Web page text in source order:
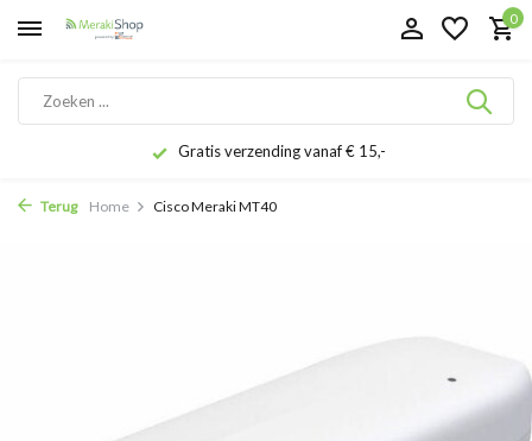
0
Gratis verzending vanaf € 15,-
Terug Home Cisco Meraki MT40